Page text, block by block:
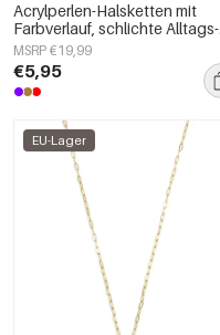
Acrylperlen-Halsketten mit
Farbverlauf, schlichte Alltags-
Serie, Damenschmuck
MSRP €19,99
€5,95
EU-Lager